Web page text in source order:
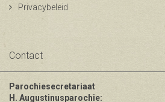
Privacybeleid
Contact
Parochiesecretariaat
H. Augustinusparochie: